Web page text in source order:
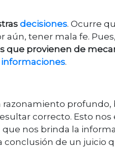
decisiones. Ocurre
tener mala fe.
que provienen de
.
razonamiento profundo,
correcto. Esto nos
nos brinda la
de un juicio